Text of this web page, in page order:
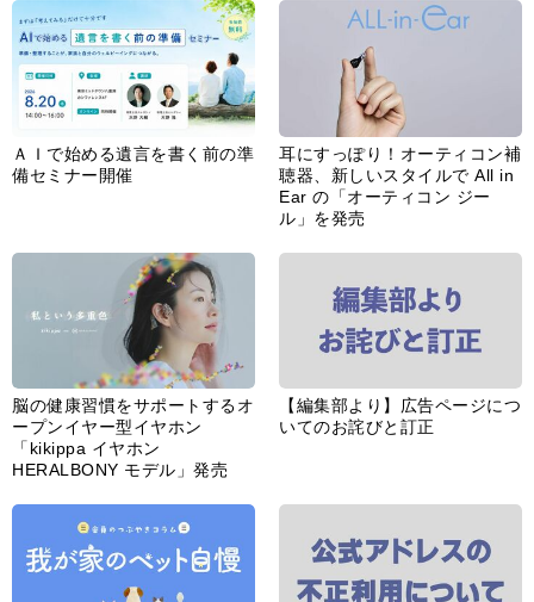
ＡＩで始める遺言を書く前の準
備セミナー開催
耳にすっぽり！オーティコン補
聴器、新しいスタイルで All in
Ear の「オーティコン ジー
ル」を発売
脳の健康習慣をサポートするオ
ープンイヤー型イヤホン
「kikippa イヤホン
HERALBONY モデル」発売
【編集部より】広告ページにつ
いてのお詫びと訂正